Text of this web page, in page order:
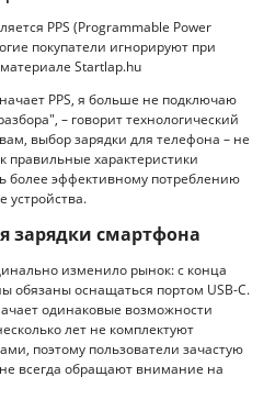
PPS (Programmable Power
покупатели игнорируют при
Startlap.hu
PPS, я больше не подключаю
– говорит технологический
выбор зарядки для телефона – не
правильные характеристики
более эффективному потреблению
устройства.
зарядки смартфона
изменило рынок: с конца
обязаны оснащаться портом USB-C.
одинаковые возможности
лет не комплектуют
поэтому пользователи зачастую
всегда обращают внимание на